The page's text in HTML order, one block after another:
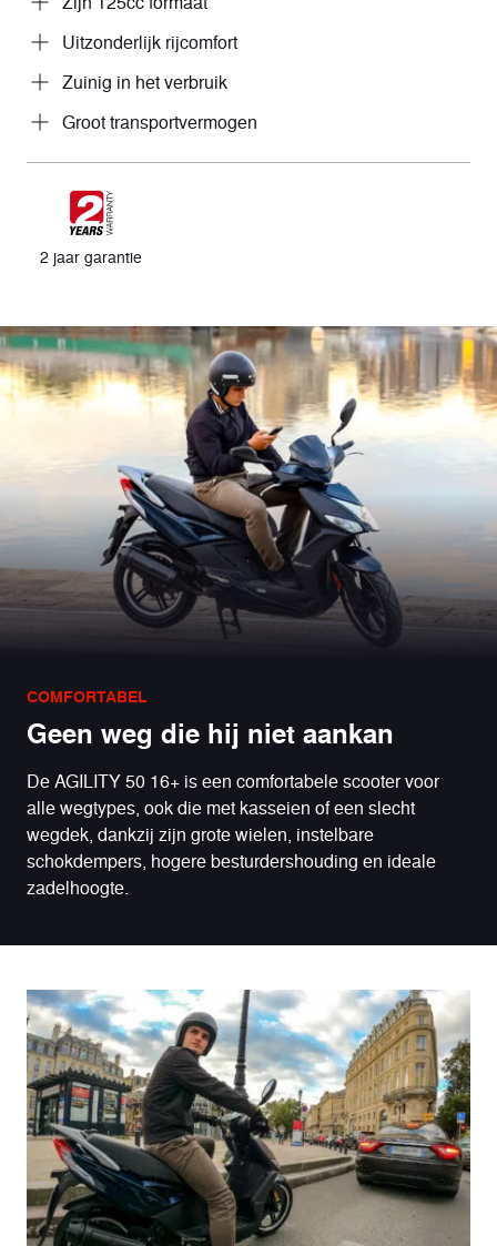
Uitzonderlijk rijcomfort
Zuinig in het verbruik
Groot transportvermogen
2 jaar garantie
COMFORTABEL
Geen weg die hij niet aankan
De AGILITY 50 16+ is een comfortabele scooter voor
alle wegtypes, ook die met kasseien of een slecht
wegdek, dankzij zijn grote wielen, instelbare
schokdempers, hogere besturdershouding en ideale
zadelhoogte.